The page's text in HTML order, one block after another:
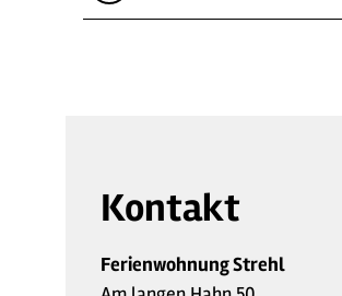
Kontakt
Ferienwohnung Strehl